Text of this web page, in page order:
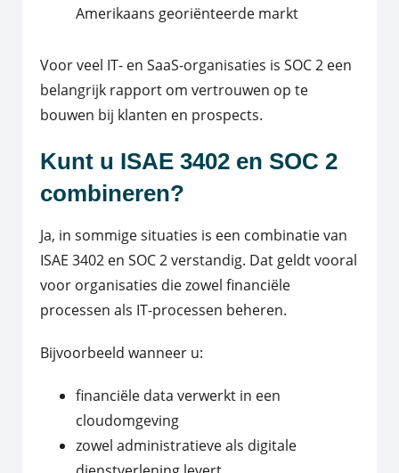
Amerikaans georiënteerde markt
Voor veel IT- en SaaS-organisaties is SOC 2 een
belangrijk rapport om vertrouwen op te
bouwen bij klanten en prospects.
Kunt u ISAE 3402 en SOC 2
combineren?
Ja, in sommige situaties is een combinatie van
ISAE 3402 en SOC 2 verstandig. Dat geldt vooral
voor organisaties die zowel financiële
processen als IT-processen beheren.
Bijvoorbeeld wanneer u:
financiële data verwerkt in een
cloudomgeving
zowel administratieve als digitale